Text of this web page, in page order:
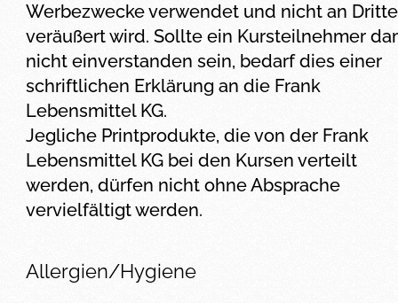
Werbezwecke verwendet und nicht an Dritte
veräußert wird. Sollte ein Kursteilnehmer
nicht einverstanden sein, bedarf dies einer
schriftlichen Erklärung an die Frank
Lebensmittel KG.
Jegliche Printprodukte, die von der Frank
Lebensmittel KG bei den Kursen verteilt
werden, dürfen nicht ohne Absprache
vervielfältigt werden.
Allergien/Hygiene